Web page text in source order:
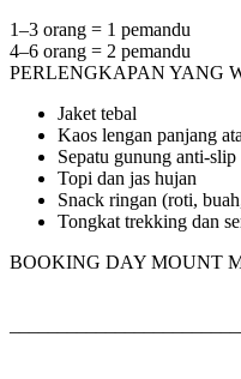
1–3 orang = 1 pemandu
4–6 orang = 2 pemandu
PERLENGKAPAN YANG
Jaket tebal
Kaos lengan panjang
Sepatu gunung anti-slip
Topi dan jas hujan
Snack ringan (roti,
Tongkat trekking dan
BOOKING DAY MOUNT